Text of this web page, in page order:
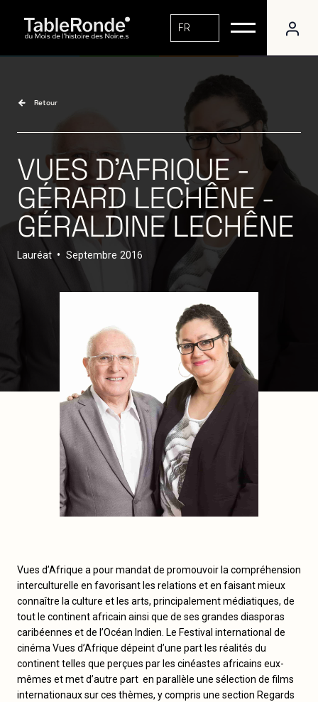
FR
Retour
VUES D’AFRIQUE -
GÉRARD LECHÊNE -
GÉRALDINE LECHÊNE
Lauréat • Septembre 2016
Vues d’Afrique a pour mandat de promouvoir la compréhension
interculturelle en favorisant les relations et en faisant mieux
connaître la culture et les arts, principalement médiatiques, de
tout le continent africain ainsi que de ses grandes diasporas
caribéennes et de l’Océan Indien. Le Festival international de
cinéma Vues d’Afrique dépeint d’une part les réalités du
continent telles que perçues par les cinéastes africains eux-
mêmes et met d’autre part en parallèle une sélection de films
internationaux sur ces thèmes, y compris une section Regards